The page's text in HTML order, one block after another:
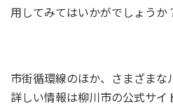
用してみてはいかがでしょうか
市街循環線のほか、さまざま
詳しい情報は柳川市の公式サ